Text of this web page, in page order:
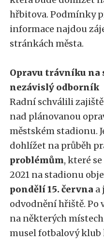
hřbitova. Podmínky
informace najdou
stránkách města.
Opravu trávníku
nezávislý odborník
Radní schválili
nad plánovanou
městském stadionu.
dohlížet na průběh
problémům, které
2021 na stadionu
pondělí 15. června a
odvodnění hřiště. Po
na některých
musel fotbalový